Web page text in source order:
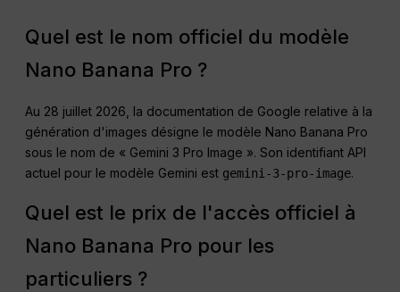
Quel est le nom officiel du modèle
Nano Banana Pro ?
Au 28 juillet 2026, la documentation de Google relative à la
génération d'images désigne le modèle Nano Banana Pro
sous le nom de « Gemini 3 Pro Image ». Son identifiant API
actuel pour le modèle Gemini est gemini-3-pro-image.
Quel est le prix de l'accès officiel à
Nano Banana Pro pour les
particuliers ?